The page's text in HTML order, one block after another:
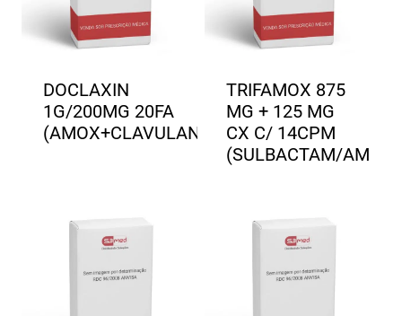
DOCLAXIN
1G/200MG 20FA
(AMOX+CLAVULANATO)
TRIFAMOX 875
MG + 125 MG
CX C/ 14CPM
(SULBACTAM/AM